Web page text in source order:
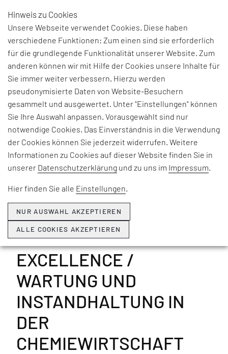
MAINTENANCE
EXCELLENCE /
WARTUNG UND
INSTANDHALTUNG IN
DER
CHEMIEWIRTSCHAFT
Hinweis zu Cookies
Unsere Webseite verwendet Cookies. Diese haben
verschiedene Funktionen: Zum einen sind sie erforderlich
für die grundlegende Funktionalität unserer Website. Zum
anderen können wir mit Hilfe der Cookies unsere Inhalte für
Sie immer weiter verbessern. Hierzu werden
pseudonymisierte Daten von Website-Besuchern
gesammelt und ausgewertet. Unter "Einstellungen" können
Sie Ihre Auswahl anpassen. Vorausgewählt sind nur
notwendige Cookies. Das Einverständnis in die Verwendung
der Cookies können Sie jederzeit widerrufen. Weitere
Informationen zu Cookies auf dieser Website finden Sie in
unserer Datenschutzerklärung und zu uns im Impressum.
Hier finden Sie alle Einstellungen.
NUR AUSWAHL AKZEPTIEREN
ALLE COOKIES AKZEPTIEREN